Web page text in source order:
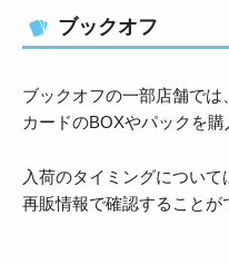
ブックオフ
ブックオフの一部店舗で
カードのBOXやパックを購
入荷のタイミングについ
再販情報で確認することが